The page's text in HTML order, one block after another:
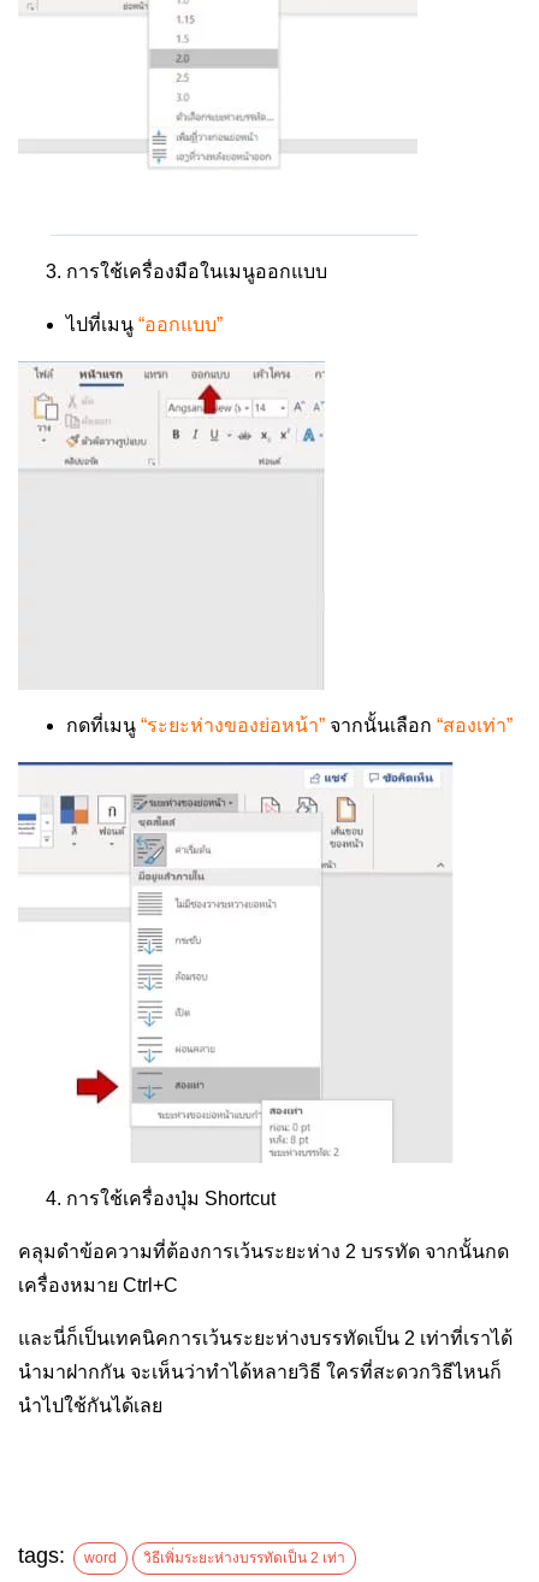
การใช้เครื่องมือในเมนูออกแบบ
ไปที่เมนู “ออกแบบ”
กดที่เมนู “ระยะห่างของย่อหน้า” จากนั้นเลือก “สองเท่า”
การใช้เครื่องปุ่ม Shortcut
คลุมดำข้อความที่ต้องการเว้นระยะห่าง 2 บรรทัด จากนั้นกด
เครื่องหมาย Ctrl+C
และนี่ก็เป็นเทคนิคการเว้นระยะห่างบรรทัดเป็น 2 เท่าที่เราได้
นำมาฝากกัน จะเห็นว่าทำได้หลายวิธี ใครที่สะดวกวิธีไหนก็
นำไปใช้กันได้เลย
tags: word วิธีเพิ่มระยะห่างบรรทัดเป็น 2 เท่า